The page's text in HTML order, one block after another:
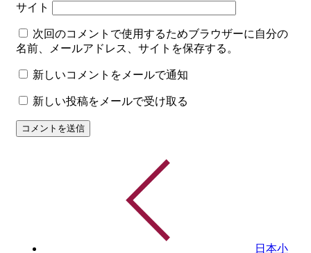
サイト
次回のコメントで使用するためブラウザーに自分の
名前、メールアドレス、サイトを保存する。
新しいコメントをメールで通知
新しい投稿をメールで受け取る
日本小